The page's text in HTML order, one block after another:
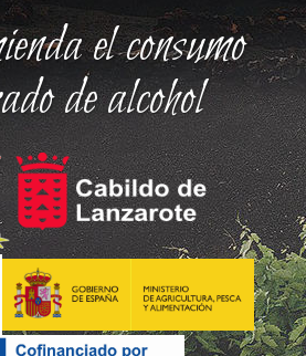
el consumo
de alcohol